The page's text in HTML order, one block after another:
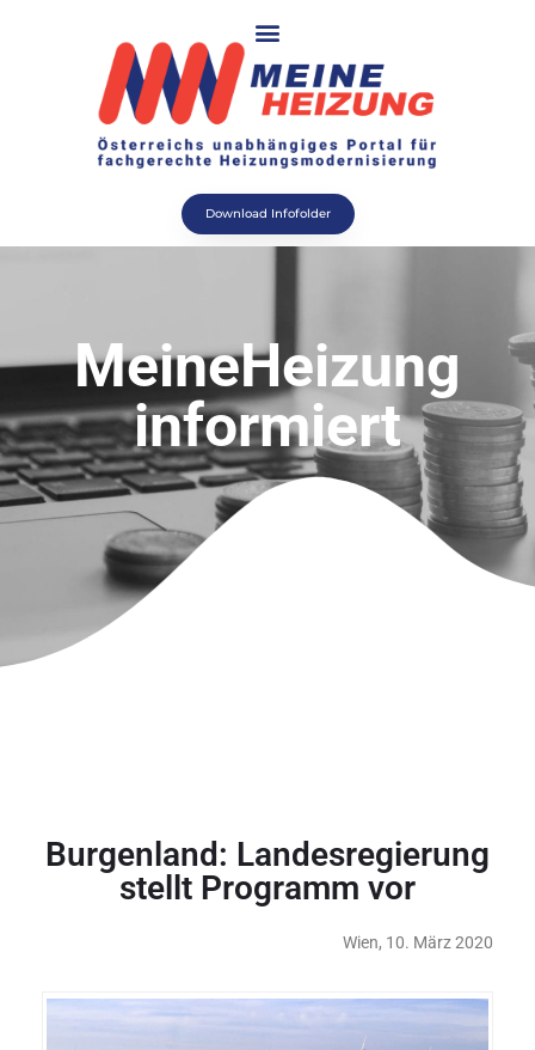
Download Infofolder
MeineHeizung
informiert
Burgenland: Landesregierung
stellt Programm vor
Wien, 10. März 2020